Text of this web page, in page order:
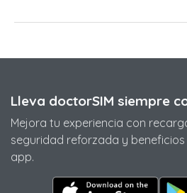
Lleva doctorSIM siempre
Mejora tu experiencia con
seguridad reforzada y
app.